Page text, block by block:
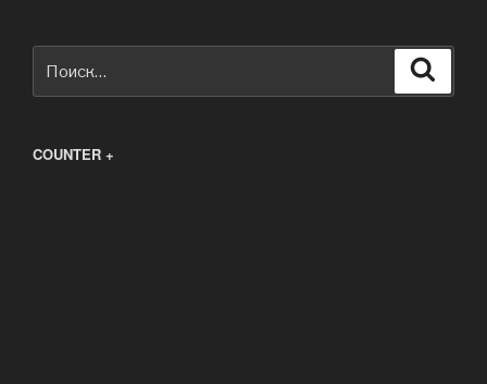
COUNTER +